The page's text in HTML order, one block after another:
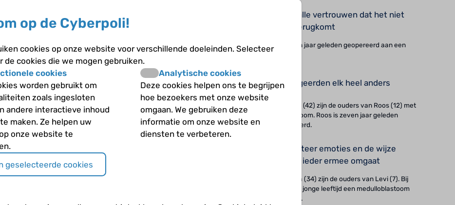
herstel ging best snel. Ik had een
ben ik ook bestraald, en ik moest
Er kwam ozon van het apparaat en
een verstopte neus en moest
Dat was irritant. Het smaakte bitter.
Daar moest ik steeds voor naar het
maar het was ook meivakantie.
Ik heb alle vertrouwen dat het niet
meer terugkomt
Roos (12) is zeven jaar geleden geopereerd aan een
medulloblastoom.
We reageerden elk heel anders
Migiel (48) en Gea (42) zijn de ouders van Roos (12) met
een medulloblastoom. Roos is zeven jaar geleden
hiervoor geopereerd.
Respecteer emoties en de wijze
waarop ieder ermee omgaat
Tom (33) en Paula (34) zijn de ouders van Levi (7). Bij
Levi werd op heel jonge leeftijd een medulloblastoom
gediagnosticeerd.
op de Cyberpoli!
cookies op onze website voor verschillende doeleinden. Selecteer
de cookies die we mogen gebruiken.
cookies
worden gebruikt om
zoals ingesloten
andere interactieve inhoud
maken. Ze helpen uw
onze website te
Analytische cookies
Deze cookies helpen ons te begrijpen
hoe bezoekers met onze website
omgaan. We gebruiken deze
informatie om onze website en
diensten te verbeteren.
geselecteerde cookies